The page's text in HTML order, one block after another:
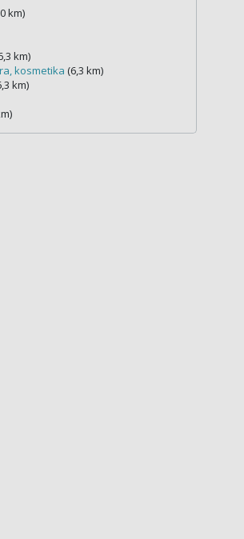
km)
km)
kosmetika (6,3 km)
km)